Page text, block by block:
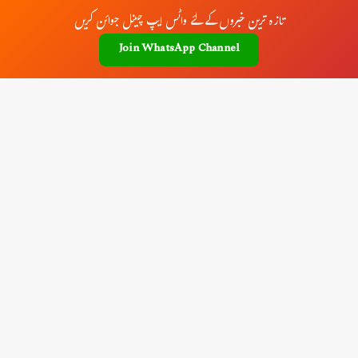
تازہ ترین خبروں کے لئے واٹس ایپ چینل جوائن کریں
Join WhatsApp Channel